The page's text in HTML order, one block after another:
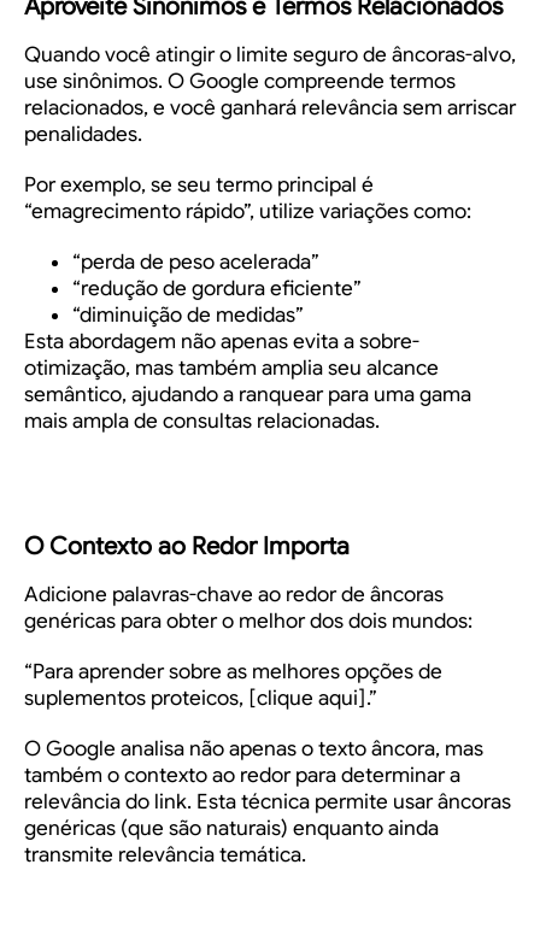
Aproveite Sinônimos e Termos Relacionados
Quando você atingir o limite seguro de âncoras-alvo,
use sinônimos. O Google compreende termos
relacionados, e você ganhará relevância sem arriscar
penalidades.
Por exemplo, se seu termo principal é
“emagrecimento rápido”, utilize variações como:
“perda de peso acelerada”
“redução de gordura eficiente”
“diminuição de medidas”
Esta abordagem não apenas evita a sobre-
otimização, mas também amplia seu alcance
semântico, ajudando a ranquear para uma gama
mais ampla de consultas relacionadas.
O Contexto ao Redor Importa
Adicione palavras-chave ao redor de âncoras
genéricas para obter o melhor dos dois mundos:
“Para aprender sobre as melhores opções de
suplementos proteicos, [clique aqui].”
O Google analisa não apenas o texto âncora, mas
também o contexto ao redor para determinar a
relevância do link. Esta técnica permite usar âncoras
genéricas (que são naturais) enquanto ainda
transmite relevância temática.